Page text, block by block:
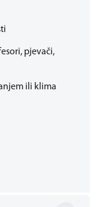
pjevači,
ili klima